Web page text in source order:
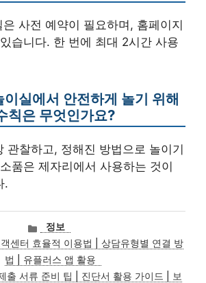
사전 예약이 필요하며, 홈페이지
습니다. 한 번에 최대 2시간 사용
실에서 안전하게 놀기 위해
칙은 무엇인가요?
관찰하고, 정해진 방법으로 놀이기
품은 제자리에서 사용하는 것이
.
카
테
고
리
정보
센터 효율적 이용법 | 상담유형별 연결 방
법 | 유플러스 앱 활용
출 서류 준비 팁 | 진단서 활용 가이드 | 보